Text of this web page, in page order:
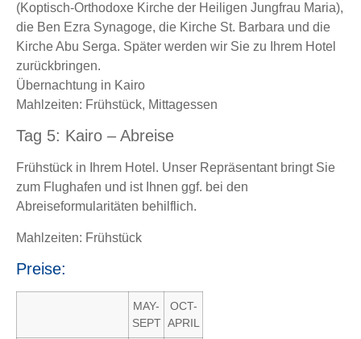
(Koptisch-Orthodoxe Kirche der Heiligen Jungfrau Maria),
die Ben Ezra Synagoge, die Kirche St. Barbara und die
Kirche Abu Serga. Später werden wir Sie zu Ihrem Hotel
zurückbringen.
Übernachtung in Kairo
Mahlzeiten: Frühstück, Mittagessen
Tag 5: Kairo – Abreise
Frühstück in Ihrem Hotel. Unser Repräsentant bringt Sie
zum Flughafen und ist Ihnen ggf. bei den
Abreiseformularitäten behilflich.
Mahlzeiten: Frühstück
Preise:
MAY-
SEPT
OCT-
APRIL